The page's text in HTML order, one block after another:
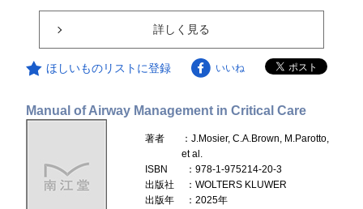
詳しく見る
ほしいものリストに登録 いいね
Manual of Airway Management in Critical Care
著者
：J.Mosier, C.A.Brown, M.Parotto,
et al.
ISBN
：978-1-975214-20-3
出版社
：WOLTERS KLUWER
出版年
：2025年